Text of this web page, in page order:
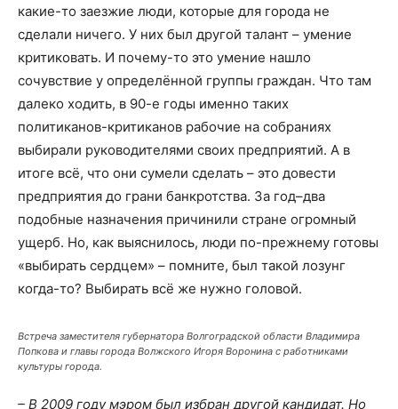
какие-то заезжие люди, которые для города не
сделали ничего. У них был другой талант – умение
критиковать. И почему-то это умение нашло
сочувствие у определённой группы граждан. Что там
далеко ходить, в 90-е годы именно таких
политиканов-критиканов рабочие на собраниях
выбирали руководителями своих предприятий. А в
итоге всё, что они сумели сделать – это довести
предприятия до грани банкротства. За год–два
подобные назначения причинили стране огромный
ущерб. Но, как выяснилось, люди по-прежнему готовы
«выбирать сердцем» – помните, был такой лозунг
когда-то? Выбирать всё же нужно головой.
Встреча заместителя губернатора Волгоградской области Владимира
Попкова и главы города Волжского Игоря Воронина с работниками
культуры города.
– В 2009 году мэром был избран другой кандидат. Но